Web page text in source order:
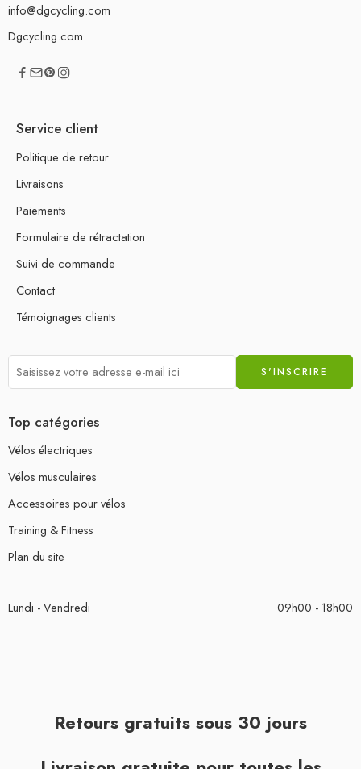
info@dgcycling.com
Dgcycling.com
Service client
Politique de retour
Livraisons
Paiements
Formulaire de rétractation
Suivi de commande
Contact
Témoignages clients
Top catégories
Vélos électriques
Vélos musculaires
Accessoires pour vélos
Training & Fitness
Plan du site
Lundi - Vendredi 09h00 - 18h00
Retours gratuits sous 30 jours